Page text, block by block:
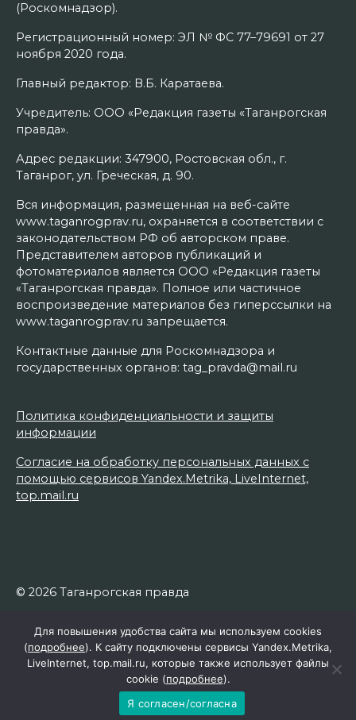
(Роскомнадзор).
Регистрационный номер: ЭЛ № ФС 77–79691 от 27
ноября 2020 года.
Главный редактор: В.Б. Каратаева.
Учредитель: ООО «Редакция газеты «Таганрогская
правда».
Адрес редакции: 347900, Ростовская обл., г.
Таганрог, ул. Греческая, д. 90.
Вся информация, размещенная на веб-сайте
www.taganrogprav.ru, охраняется в соответствии с
законодательством РФ об авторском праве.
Представителем авторов публикаций и
фотоматериалов является ООО «Редакция газеты
«Таганрогская правда». Полное или частичное
воспроизведение материалов без гиперссылки на
www.taganrogprav.ru запрещается.
Контактные данные для Роскомнадзора и
государственных органов: tag_pravda@mail.ru
Политика конфиденциальности и защиты
информации
Согласие на обработку персональных данных с
помощью сервисов Yandex.Metrika, LiveInternet,
top.mail.ru
© 2026 Таганрогская правда
Для повышения удобства сайта мы используем cookies
(подробнее). К сайту подключены сервисы Yandex.Metrika,
LiveInternet, top.mail.ru, которые также использует файлы
cookie (подробнее).
Я согласен/согласна